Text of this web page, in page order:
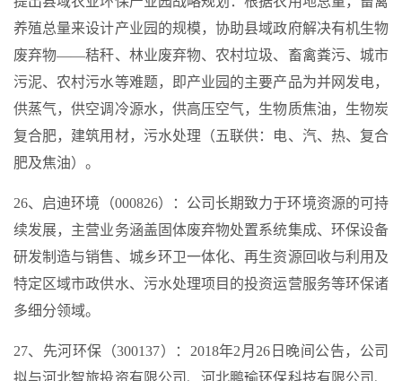
养殖总量来设计产业园的规模，协助县域政府解决有机生物
废弃物——秸秆、林业废弃物、农村垃圾、畜禽粪污、城市
污泥、农村污水等难题，即产业园的主要产品为并网发电，
供蒸气，供空调冷源水，供高压空气，生物质焦油，生物炭
复合肥，建筑用材，污水处理（五联供：电、汽、热、复合
肥及焦油）。
26、启迪环境（000826）：公司长期致力于环境资源的可持
续发展，主营业务涵盖固体废弃物处置系统集成、环保设备
研发制造与销售、城乡环卫一体化、再生资源回收与利用及
特定区域市政供水、污水处理项目的投资运营服务等环保诸
多细分领域。
27、先河环保（300137）：2018年2月26日晚间公告，公司